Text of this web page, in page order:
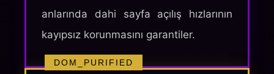
anlarında dahi sayfa açılış hızlarının
kayıpsız korunmasını garantiler.
DOM_PURIFIED